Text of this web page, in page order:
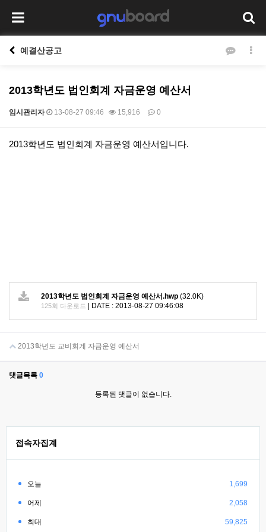
예결산공고
2013학년도 법인회계 자금운영 예산서
임시관리자 13-08-27 09:46 15,916 0
본문
2013학년도 법인회계 자금운영 예산서입니다.
2013학년도 법인회계 자금운영 예산서.hwp (32.0K)
125회 다운로드 DATE : 2013-08-27 09:46:08
2013학년도 교비회계 자금운영 예산서
댓글목록 0
등록된 댓글이 없습니다.
접속자집계
오늘 1,699
어제 2,058
최대 59,825